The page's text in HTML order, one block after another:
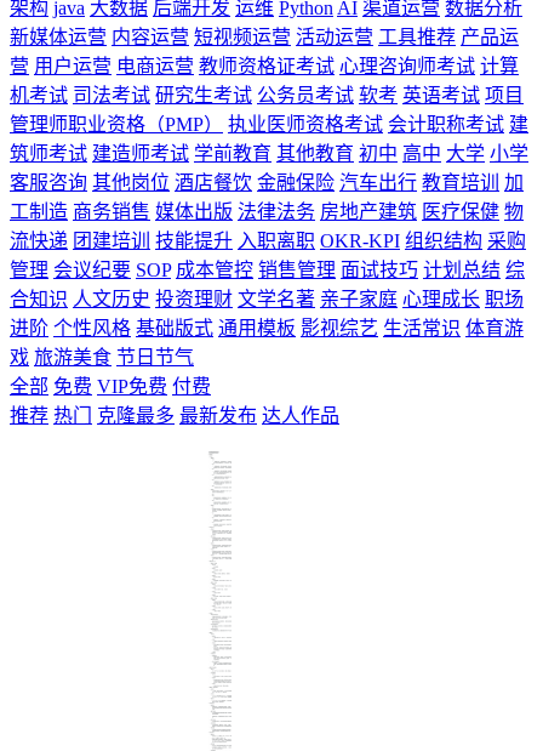
架构 java 大数据 后端开发 运维 Python AI 渠道运营 数据分析
新媒体运营 内容运营 短视频运营 活动运营 工具推荐 产品运
营 用户运营 电商运营 教师资格证考试 心理咨询师考试 计算
机考试 司法考试 研究生考试 公务员考试 软考 英语考试 项目
管理师职业资格（PMP）
执业医师资格考试 会计职称考试 建
筑师考试 建造师考试 学前教育 其他教育 初中 高中 大学 小学
客服咨询 其他岗位 酒店餐饮 金融保险 汽车出行 教育培训
加
工制造 商务销售 媒体出版 法律法务 房地产建筑 医疗保健 物
流快递 团建培训 技能提升 入职离职 OKR-KPI 组织结构 采购
管理 会议纪要 SOP 成本管控 销售管理 面试技巧 计划总结 综
合知识 人文历史 投资理财 文学名著 亲子家庭 心理成长 职场
进阶 个性风格 基础版式 通用模板 影视综艺 生活常识 体育游
戏 旅游美食 节日节气
全部 免费 VIP免费 付费
推荐 热门 克隆最多 最新发布 达人作品